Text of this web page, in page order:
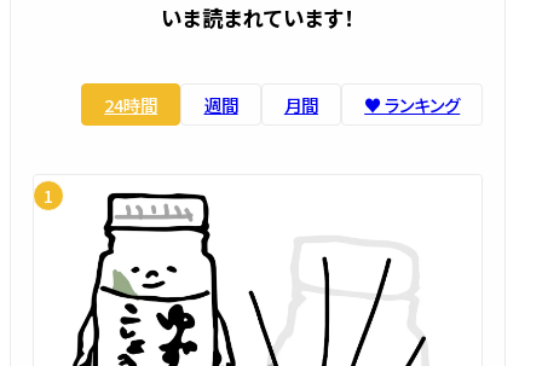
いま読まれています！
24時間 週間 月間 ♥️ ランキング